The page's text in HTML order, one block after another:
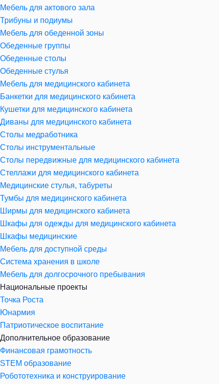
Мебель для актового зала
Трибуны и подиумы
Мебель для обеденной зоны
Обеденные группы
Обеденные столы
Обеденные стулья
Мебель для медицинского кабинета
Банкетки для медицинского кабинета
Кушетки для медицинского кабинета
Диваны для медицинского кабинета
Столы медработника
Столы инструментальные
Столы передвижные для медицинского кабинета
Стеллажи для медицинского кабинета
Медицинские стулья, табуреты
Тумбы для медицинского кабинета
Ширмы для медицинского кабинета
Шкафы для одежды для медицинского кабинета
Шкафы медицинские
Мебель для доступной среды
Система хранения в школе
Мебель для долгосрочного пребывания
Национальные проекты
Точка Роста
Юнармия
Патриотическое воспитание
Дополнительное образование
Финансовая грамотность
STEM образование
Робототехника и конструирование